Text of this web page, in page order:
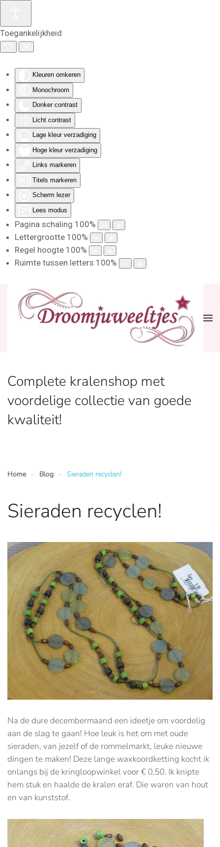
Toegankelijkheid
Kleuren omkeren
Monochroom
Donker contrast
Licht contrast
Lage kleur verzadiging
Hoge kleur verzadiging
Links markeren
Titels markeren
Scherm lezer
Lees modus
Pagina schaling 100%
Lettergrootte 100%
Regel hoogte 100%
Ruimte tussen letters 100%
Skip to main content
Complete kralenshop met
voordelige collectie van goede
kwaliteit!
Home Blog Sieraden recyclen!
Sieraden recyclen!
Na de dure decembermaand een ideetje om voordelig
aan de slag te gaan! Hoe leuk is het om met oude
sieraden, van jezelf of de rommelmarkt, leuke nieuwe
dingen te maken! Deze lange waxkoordketting kocht ik
onlangs bij de kringloopwinkel voor € 0,50. Ik knipte
hem stuk en haalde de kralen eraf. Die waren van hout
en van kunststof.